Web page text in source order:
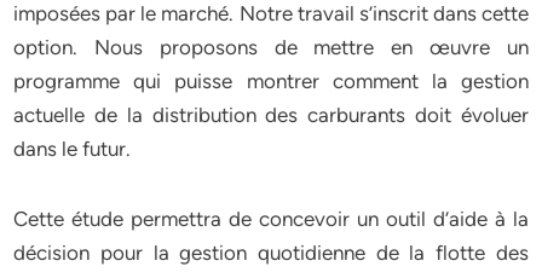
imposées par le marché. Notre travail s’inscrit dans cette
option. Nous proposons de mettre en œuvre un
programme qui puisse montrer comment la gestion
actuelle de la distribution des carburants doit évoluer
dans le futur.
Cette étude permettra de concevoir un outil d’aide à la
décision pour la gestion quotidienne de la flotte des